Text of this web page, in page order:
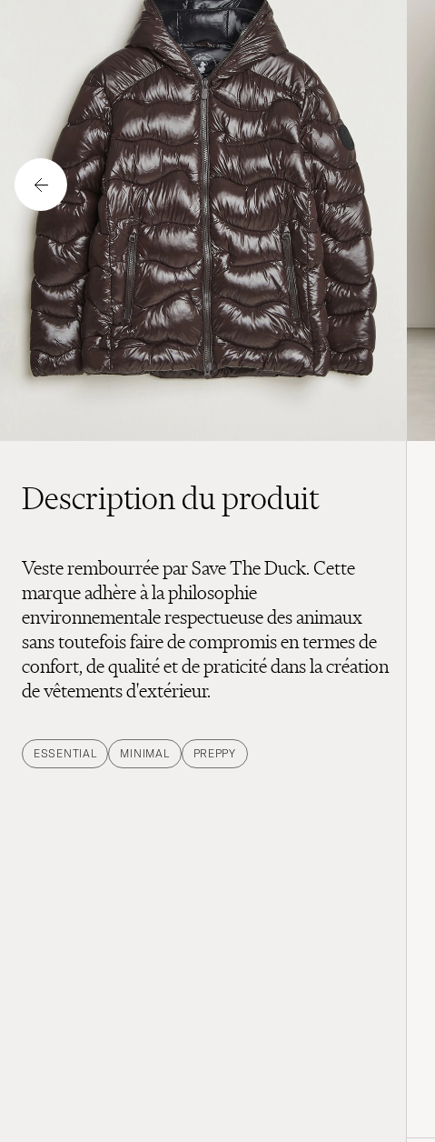
Description du produit
Veste rembourrée par Save The Duck. Cette
marque adhère à la philosophie
environnementale respectueuse des animaux
sans toutefois faire de compromis en termes de
confort, de qualité et de praticité dans la création
de vêtements d'extérieur.
ESSENTIAL MINIMAL PREPPY